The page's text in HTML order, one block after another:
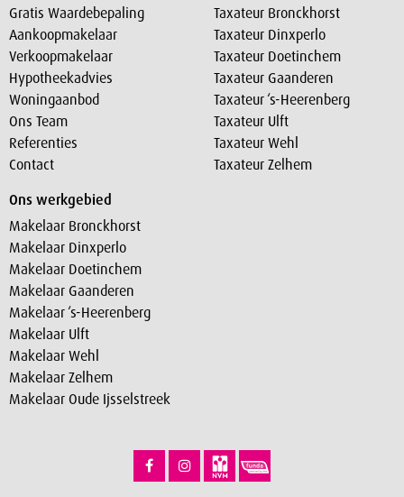
Gratis Waardebepaling
Aankoopmakelaar
Verkoopmakelaar
Hypotheekadvies
Woningaanbod
Ons Team
Referenties
Contact
Taxateur Bronckhorst
Taxateur Dinxperlo
Taxateur Doetinchem
Taxateur Gaanderen
Taxateur ‘s-Heerenberg
Taxateur Ulft
Taxateur Wehl
Taxateur Zelhem
Ons werkgebied
Makelaar Bronckhorst
Makelaar Dinxperlo
Makelaar Doetinchem
Makelaar Gaanderen
Makelaar ‘s-Heerenberg
Makelaar Ulft
Makelaar Wehl
Makelaar Zelhem
Makelaar Oude Ijsselstreek